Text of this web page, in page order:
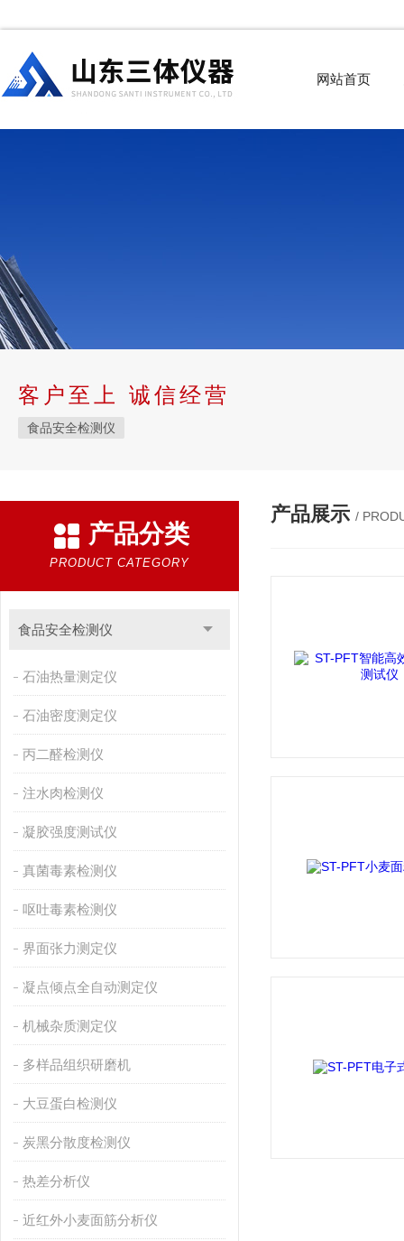
网站首页
客户至上 诚信经营
食品安全检测仪
产品分类
PRODUCT CATEGORY
食品安全检测仪
石油热量测定仪
石油密度测定仪
丙二醛检测仪
注水肉检测仪
凝胶强度测试仪
真菌毒素检测仪
呕吐毒素检测仪
界面张力测定仪
凝点倾点全自动测定仪
机械杂质测定仪
多样品组织研磨机
大豆蛋白检测仪
炭黑分散度检测仪
热差分析仪
近红外小麦面筋分析仪
产品展示 /